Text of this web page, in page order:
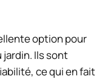
option pour
jardin. Ils sont
ce qui en fait